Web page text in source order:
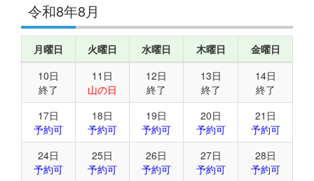
令和8年8月
月曜日 火曜日 水曜日 木曜日
金曜日
10日
終了
11日
山の日
12日
終了
13日
終了
14日
終了
17日
予約可
18日
予約可
19日
予約可
20日
予約可
21日
予約可
24日
予約可
25日
予約可
26日
予約可
27日
予約可
28日
予約可